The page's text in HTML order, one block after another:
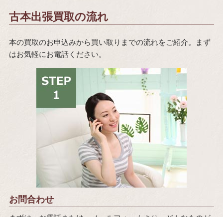
古本出張買取の流れ
本の買取のお申込みから買い取りまでの流れをご紹介。まず
はお気軽にお電話ください。
お問合わせ